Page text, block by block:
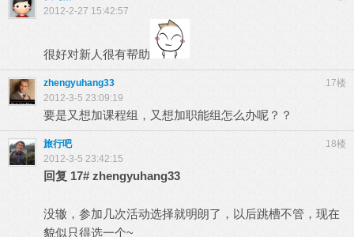
2012-2-27 15:42:57
很好对新人很有帮助
17楼
zhengyuhang33
2012-3-5 23:09:19
要是又想加课程组，又想加职能组怎么办呢？？
18楼
旅行吧
2012-3-5 23:42:15
回复 17# zhengyuhang33
没辙，参加几次活动选择就明朗了，以后跳槽不管，现在
貌似只得选一个~